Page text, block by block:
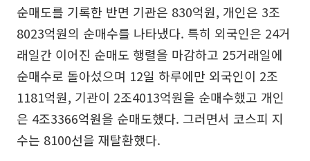
순매도를 기록한 반면 기관은 830억원, 개인은 3조
8023억원의 순매수를 나타냈다. 특히 외국인은 24거
래일간 이어진 순매도 행렬을 마감하고 25거래일에
순매수로 돌아섰으며 12일 하루에만 외국인이 2조
1181억원, 기관이 2조4013억원을 순매수했고 개인
은 4조3366억원을 순매도했다. 그러면서 코스피 지
수는 8100선을 재탈환했다.